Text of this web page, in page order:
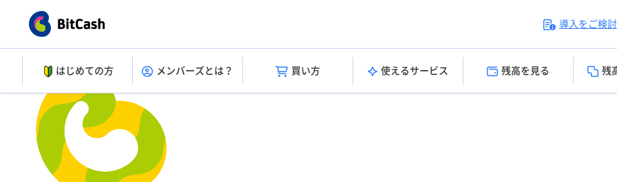
導入をご検
はじめての方 メンバーズとは？ 買い方 使えるサービス 残高を見る 残